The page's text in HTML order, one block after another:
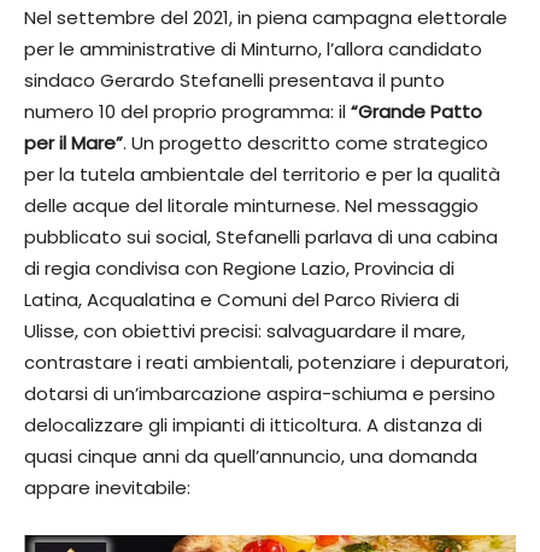
Nel settembre del 2021, in piena campagna elettorale
per le amministrative di Minturno, l’allora candidato
sindaco Gerardo Stefanelli presentava il punto
numero 10 del proprio programma: il“Grande Patto
per il Mare”. Un progetto descritto come strategico
per la tutela ambientale del territorio e per la qualità
delle acque del litorale minturnese. Nel messaggio
pubblicato sui social, Stefanelli parlava di una cabina
di regia condivisa con Regione Lazio, Provincia di
Latina, Acqualatina e Comuni del Parco Riviera di
Ulisse, con obiettivi precisi: salvaguardare il mare,
contrastare i reati ambientali, potenziare i depuratori,
dotarsi di un’imbarcazione aspira-schiuma e persino
delocalizzare gli impianti di itticoltura. A distanza di
quasi cinque anni da quell’annuncio, una domanda
appare inevitabile: